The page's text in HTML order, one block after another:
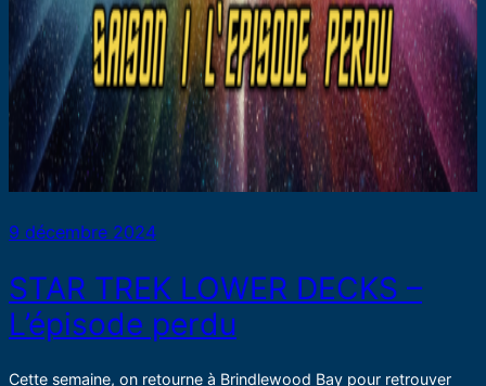
9 décembre 2024
STAR TREK LOWER DECKS –
L’épisode perdu
Cette semaine, on retourne à Brindlewood Bay pour retrouver